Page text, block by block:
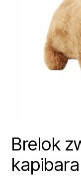
Brelok